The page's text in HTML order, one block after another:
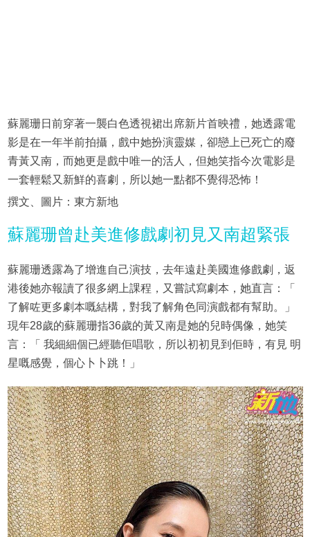
蘇麗珊日前穿著一襲白色透視裙出席新片首映禮，她透露電
影是在一年半前拍攝，戲中她扮演靈媒，卻戀上已死亡的廢
青黃又南，而她更是戲中唯一的活人，但她笑指今次電影是
一套輕鬆又新鮮的喜劇，所以她一點都不覺得恐怖！
撰文、圖片：東方新地
蘇麗珊曾赴美進修戲劇初見又南超緊張
蘇麗珊透露為了增進自己演技，去年遠赴美國進修戲劇，返
港後她亦報讀了很多網上課程，又嘗試寫劇本，她直言：「
了解咗更多劇本嘅結構，對我了解角色同演戲都有幫助。」
現年28歲的蘇麗珊指36歲的黃又南是她的兒時偶像，她笑
言：「 我細細個已經聽佢唱歌，所以初初見到佢時，有見 明
星嘅感覺，個心卜卜跳！」